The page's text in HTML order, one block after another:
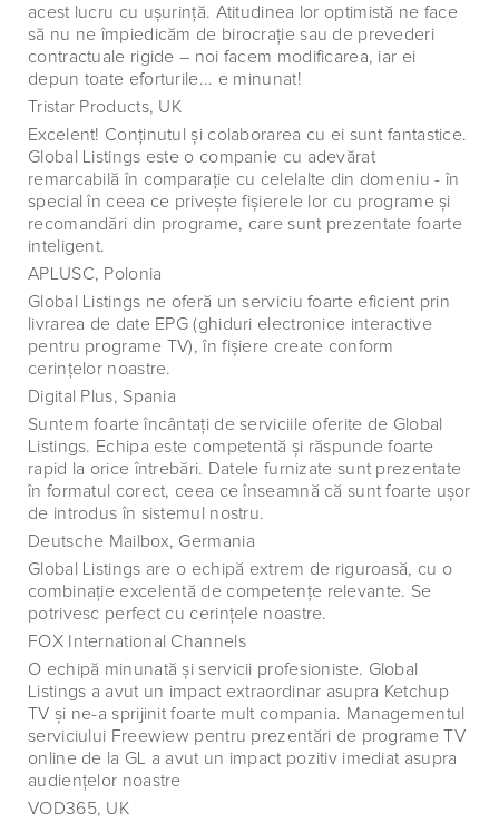
acest lucru cu uşurinţă. Atitudinea lor optimistă ne face
să nu ne împiedicăm de birocraţie sau de prevederi
contractuale rigide – noi facem modificarea, iar ei
depun toate eforturile... e minunat!
Tristar Products, UK
Excelent! Conţinutul şi colaborarea cu ei sunt fantastice.
Global Listings este o companie cu adevărat
remarcabilă în comparaţie cu celelalte din domeniu - în
special în ceea ce priveşte fişierele lor cu programe şi
recomandări din programe, care sunt prezentate foarte
inteligent.
APLUSC, Polonia
Global Listings ne oferă un serviciu foarte eficient prin
livrarea de date EPG (ghiduri electronice interactive
pentru programe TV), în fişiere create conform
cerinţelor noastre.
Digital Plus, Spania
Suntem foarte încântaţi de serviciile oferite de Global
Listings. Echipa este competentă şi răspunde foarte
rapid la orice întrebări. Datele furnizate sunt prezentate
în formatul corect, ceea ce înseamnă că sunt foarte uşor
de introdus în sistemul nostru.
Deutsche Mailbox, Germania
Global Listings are o echipă extrem de riguroasă, cu o
combinaţie excelentă de competenţe relevante. Se
potrivesc perfect cu cerinţele noastre.
FOX International Channels
O echipă minunată şi servicii profesioniste. Global
Listings a avut un impact extraordinar asupra Ketchup
TV şi ne-a sprijinit foarte mult compania. Managementul
serviciului Freewiew pentru prezentări de programe TV
online de la GL a avut un impact pozitiv imediat asupra
audienţelor noastre
VOD365, UK